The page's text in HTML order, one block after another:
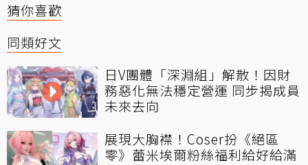
猜你喜歡
同類好文
日V團體「深淵組」解散！因財
務惡化無法穩定營運 同步揭成員
未來去向
展現大胸襟！Coser扮《絕區
零》蕾米埃爾粉絲福利給好給滿